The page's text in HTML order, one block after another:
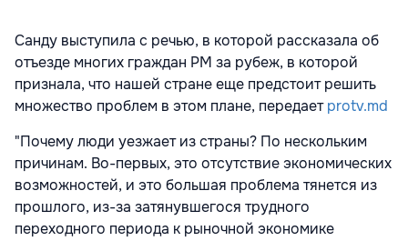
Санду выступила с речью, в которой рассказала об
отъезде многих граждан РМ за рубеж, в которой
признала, что нашей стране еще предстоит решить
множество проблем в этом плане, передаетprotv.md
"Почему люди уезжает из страны? По нескольким
причинам. Во-первых, это отсутствие экономических
возможностей, и это большая проблема тянется из
прошлого, из-за затянувшегося трудного
переходного периода к рыночной экономике